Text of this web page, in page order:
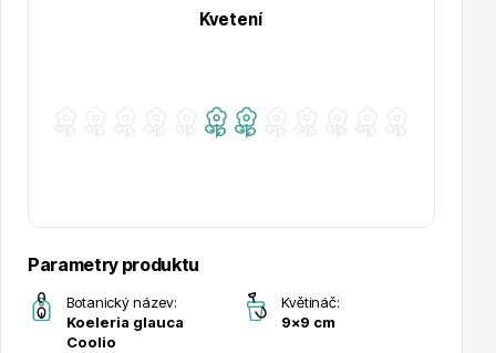
Azalky a rododendrony
Kvetení
Parametry produktu
Botanický název:
Koeleria glauca
Coolio
Květináč:
9x9 cm